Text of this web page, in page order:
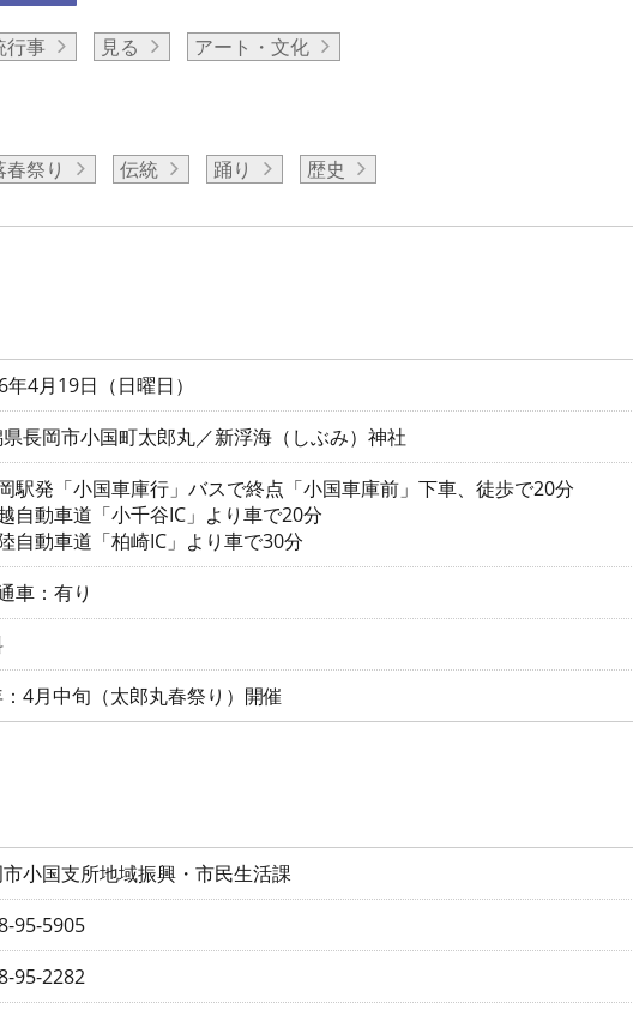
行事 見る アート・文化
祭り 伝統 踊り 歴史
年4月19日（日曜日）
長岡市小国町太郎丸／新浮海（しぶみ）神社
駅発「小国車庫行」バスで終点「小国車庫前」下車、徒歩で20分
自動車道「小千谷IC」より車で20分
自動車道「柏崎IC」より車で30分
車：有り
4月中旬（太郎丸春祭り）開催
小国支所地域振興・市民生活課
95-5905
95-2282